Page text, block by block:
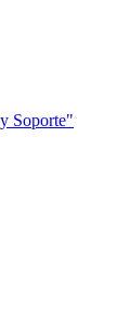
Soporte"